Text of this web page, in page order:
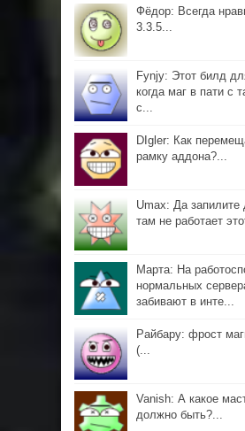
Фёдор: Всегда
3.3.5...
Fynjy: Этот билд
когда маг в пати с
с...
DIgler: Как
рамку аддона?...
Umax: Да запилите
там не работает
Марта: На
нормальных
забивают в инте...
Райбару: фрост
(...
Vanish: А какое
должно быть?...